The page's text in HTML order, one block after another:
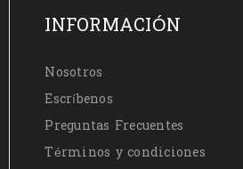
INFORMACIÓN
Nosotros
Escríbenos
Preguntas Frecuentes
Términos y condiciones